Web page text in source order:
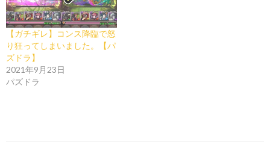
【ガチギレ】コンス降臨で怒
り狂ってしまいました。【パ
ズドラ】
2021年9月23日
パズドラ